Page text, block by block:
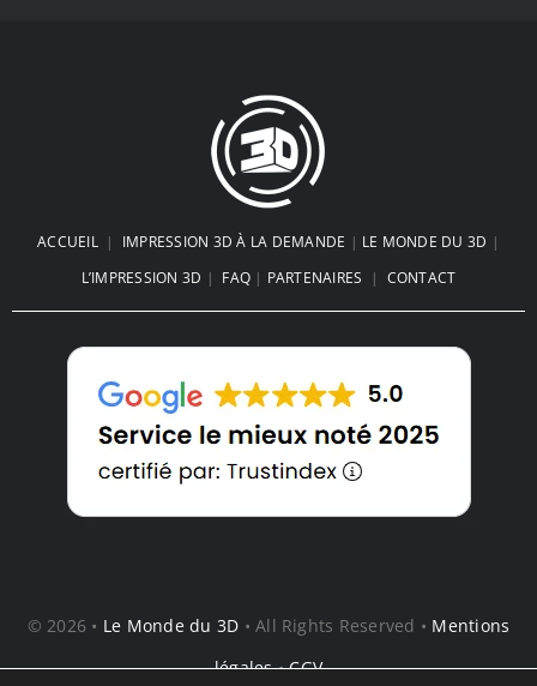
ACCUEIL| IMPRESSION 3D À LA DEMANDE | LE MONDE DU 3D |
L’IMPRESSION 3D | FAQ | PARTENAIRES | CONTACT
© 2026 • Le Monde du 3D • All Rights Reserved • Mentions
légales•CGV